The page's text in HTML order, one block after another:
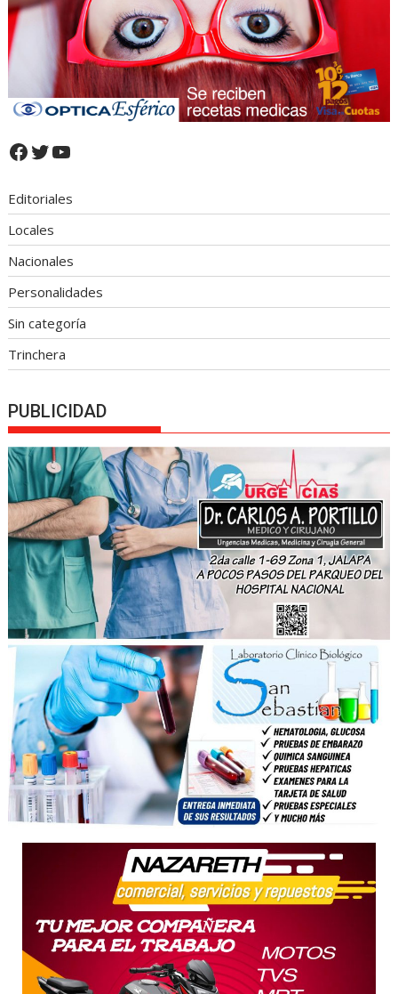
Facebook
Twitter
YouTube
Editoriales
Locales
Nacionales
Personalidades
Sin categoría
Trinchera
PUBLICIDAD